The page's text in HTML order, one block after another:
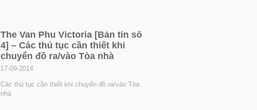
The Van Phu Victoria [Bản tin số
4] – Các thủ tục cần thiết khi
chuyển đồ ra/vào Tòa nhà
17-09-2014
Các thủ tục cần thiết khi chuyển đồ ra/vào Tòa
nhà